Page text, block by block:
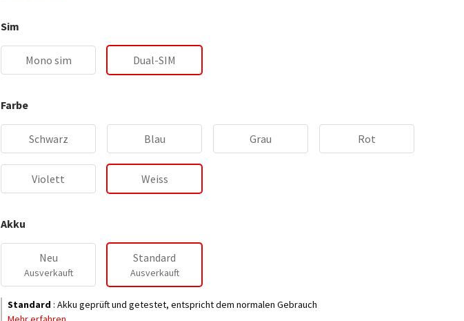
Sim
Mono sim Dual-SIM
Farbe
Schwarz Blau Grau Rot
Violett Weiss
Akku
Neu
Ausverkauft
Standard
Ausverkauft
Standard : Akku geprüft und getestet, entspricht dem normalen Gebrauch